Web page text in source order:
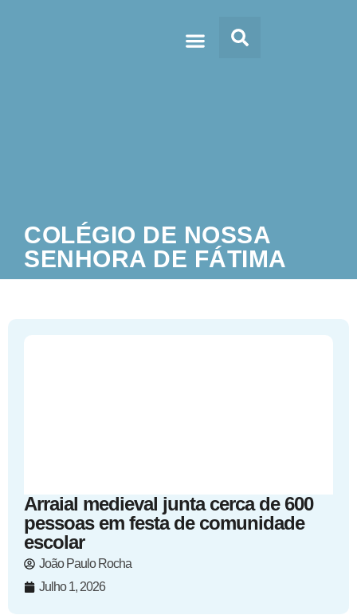
COLÉGIO DE NOSSA
SENHORA DE FÁTIMA
Arraial medieval junta cerca de 600
pessoas em festa de comunidade
escolar
João Paulo Rocha
Julho 1, 2026